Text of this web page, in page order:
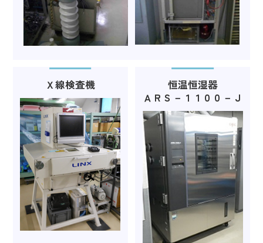
Ｘ線検査機
恒温恒湿器
ＡＲＳ－１１００－Ｊ